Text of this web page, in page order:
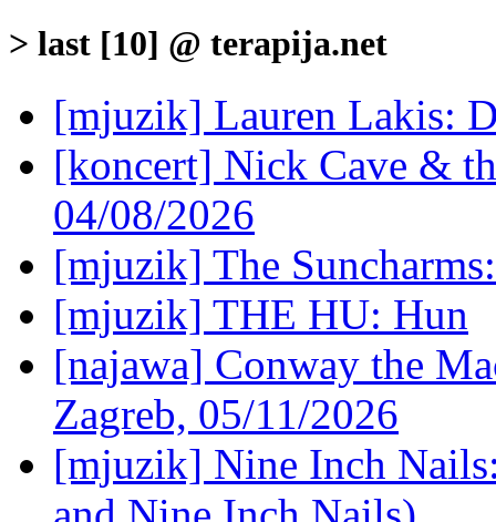
> last [10] @ terapija.net
[mjuzik] Lauren Lakis:
[koncert] Nick Cave &
04/08/2026
[mjuzik] The
[mjuzik] THE HU: Hun
[najawa] Conway the
Zagreb, 05/11/2026
[mjuzik] Nine Inch